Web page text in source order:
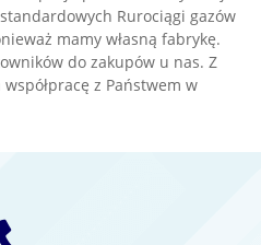
Rurociągi gazów
mamy własną fabrykę.
do zakupów u nas. Z
z Państwem w